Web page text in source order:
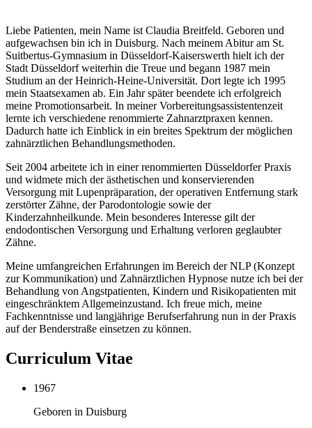
Liebe Patienten, mein Name ist Claudia Breitfeld. Geboren und
aufgewachsen bin ich in Duisburg. Nach meinem Abitur am St.
Suitbertus-Gymnasium in Düsseldorf-Kaiserswerth hielt ich der
Stadt Düsseldorf weiterhin die Treue und begann 1987 mein
Studium an der Heinrich-Heine-Universität. Dort legte ich 1995
mein Staatsexamen ab. Ein Jahr später beendete ich erfolgreich
meine Promotionsarbeit. In meiner Vorbereitungsassistentenzeit
lernte ich verschiedene renommierte Zahnarztpraxen kennen.
Dadurch hatte ich Einblick in ein breites Spektrum der möglichen
zahnärztlichen Behandlungsmethoden.
Seit 2004 arbeitete ich in einer renommierten Düsseldorfer Praxis
und widmete mich der ästhetischen und konservierenden
Versorgung mit Lupenpräparation, der operativen Entfernung stark
zerstörter Zähne, der Parodontologie sowie der
Kinderzahnheilkunde. Mein besonderes Interesse gilt der
endodontischen Versorgung und Erhaltung verloren geglaubter
Zähne.
Meine umfangreichen Erfahrungen im Bereich der NLP (Konzept
zur Kommunikation) und Zahnärztlichen Hypnose nutze ich bei der
Behandlung von Angstpatienten, Kindern und Risikopatienten mit
eingeschränktem Allgemeinzustand. Ich freue mich, meine
Fachkenntnisse und langjährige Berufserfahrung nun in der Praxis
auf der Benderstraße einsetzen zu können.
Curriculum Vitae
1967
Geboren in Duisburg